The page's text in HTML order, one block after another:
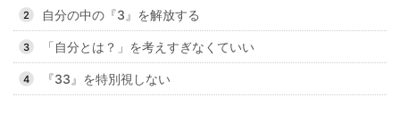
自分の中の『3』を解放する
「自分とは？」を考えすぎなくていい
『33』を特別視しない